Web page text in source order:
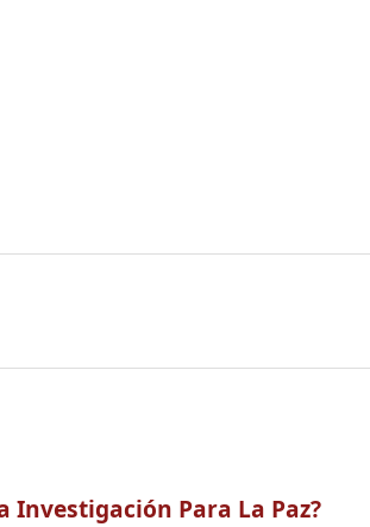
Investigación Para La Paz?